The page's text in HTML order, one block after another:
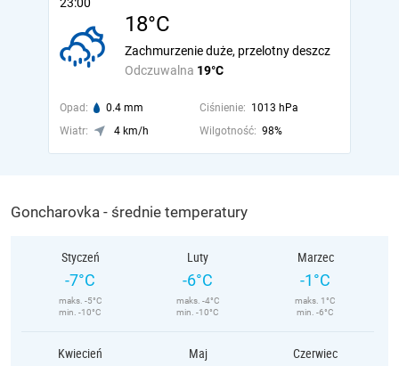
18°C
Odczuwalna 19°C
Zachmurzenie duże, przelotny deszcz
Opad: 0.4 mm Ciśnienie: 1013 hPa
Wiatr:
4 km/h Wilgotność: 98%
Goncharovka - średnie temperatury
Styczeń
-7°C
maks. -5°C
min. -10°C
Luty
-6°C
maks. -4°C
min. -10°C
Marzec
-1°C
maks. 1°C
min. -6°C
Kwiecień Maj Czerwiec